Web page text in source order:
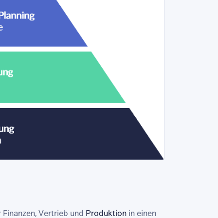
Vertrieb und Produktion in einen